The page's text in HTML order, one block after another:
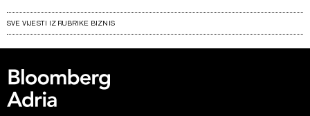
SVE VIJESTI IZ RUBRIKE BIZNIS